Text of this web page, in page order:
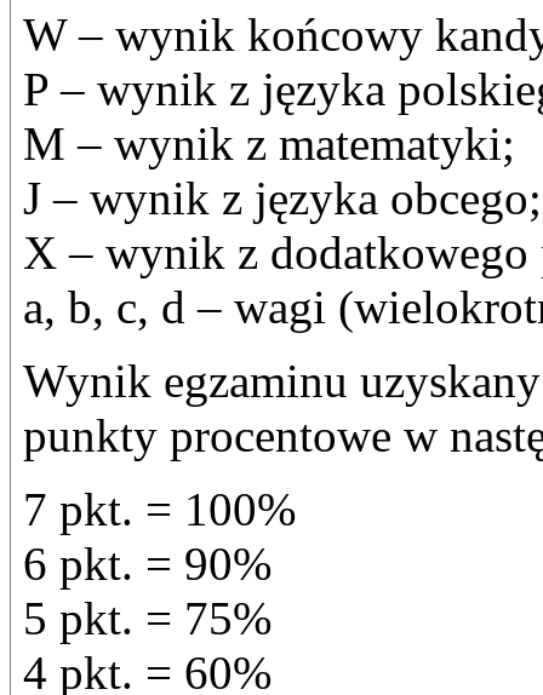
W – wynik końcowy
P – wynik z języka
M – wynik z matematyki;
J – wynik z języka obcego;
X – wynik z dodatkowego
a, b, c, d – wagi
Wynik egzaminu
punkty procentowe w
7 pkt. = 100%
6 pkt. = 90%
5 pkt. = 75%
4 pkt. = 60%